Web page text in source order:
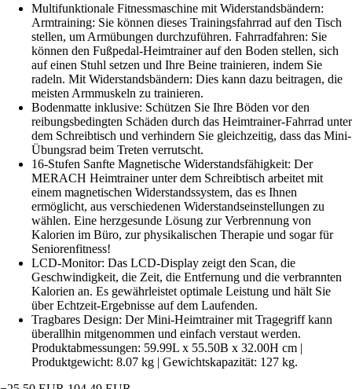
Multifunktionale Fitnessmaschine mit Widerstandsbändern:
Armtraining: Sie können dieses Trainingsfahrrad auf den Tisch
stellen, um Armübungen durchzuführen. Fahrradfahren: Sie
können den Fußpedal-Heimtrainer auf den Boden stellen, sich
auf einen Stuhl setzen und Ihre Beine trainieren, indem Sie
radeln. Mit Widerstandsbändern: Dies kann dazu beitragen, die
meisten Armmuskeln zu trainieren.
Bodenmatte inklusive: Schützen Sie Ihre Böden vor den
reibungsbedingten Schäden durch das Heimtrainer-Fahrrad unter
dem Schreibtisch und verhindern Sie gleichzeitig, dass das Mini-
Übungsrad beim Treten verrutscht.
16-Stufen Sanfte Magnetische Widerstandsfähigkeit: Der
MERACH Heimtrainer unter dem Schreibtisch arbeitet mit
einem magnetischen Widerstandssystem, das es Ihnen
ermöglicht, aus verschiedenen Widerstandseinstellungen zu
wählen. Eine herzgesunde Lösung zur Verbrennung von
Kalorien im Büro, zur physikalischen Therapie und sogar für
Seniorenfitness!
LCD-Monitor: Das LCD-Display zeigt den Scan, die
Geschwindigkeit, die Zeit, die Entfernung und die verbrannten
Kalorien an. Es gewährleistet optimale Leistung und hält Sie
über Echtzeit-Ergebnisse auf dem Laufenden.
Tragbares Design: Der Mini-Heimtrainer mit Tragegriff kann
überallhin mitgenommen und einfach verstaut werden.
Produktabmessungen: 59.99L x 55.50B x 32.00H cm |
Produktgewicht: 8.07 kg | Gewichtskapazität: 127 kg.